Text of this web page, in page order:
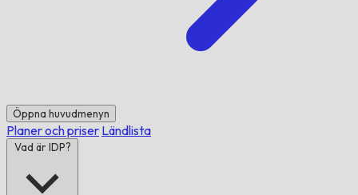
Öppna huvudmenyn
Planer och priser Ländlista
Vad är IDP?